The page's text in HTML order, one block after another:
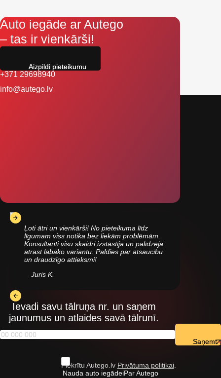
Auto iegāde ar Autego
– tas ir vienkārši!
+371 29698940
info@autego.lv
Ļoti ātri un vienkārši! No pieteikuma līdz
līgumam viss notika bez liekām problēmām.
Konsultanti visu skaidri izstāstīja un palīdzēja
atrast labāko variantu. Paldies par atsaucību
un draudzīgo attieksmi!
Juris K.
Ievadi savu tālruņa nr. un saņem
jaunumus un atlaides savā tālrunī.
Piekrītu Autego.lv Privātuma politikai.
Nauda auto iegādeiPar Autego